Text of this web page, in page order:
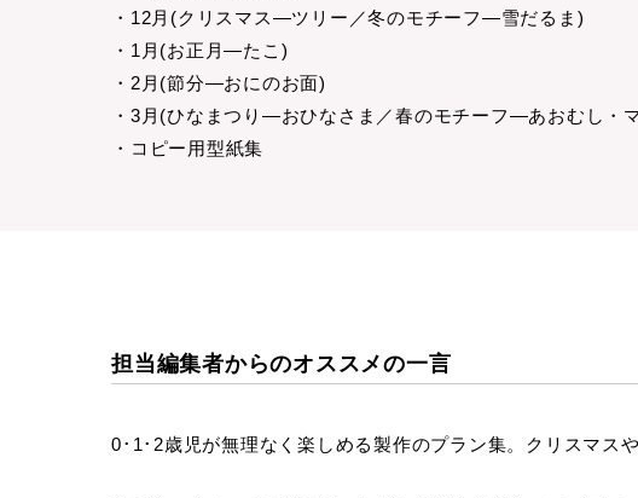
・12月(クリスマス―ツリー／冬のモチーフ―雪だるま)
・1月(お正月―たこ)
・2月(節分―おにのお面)
・3月(ひなまつり―おひなさま／春のモチーフ―あおむし・
・コピー用型紙集
担当編集者からのオススメの一言
0･1･2歳児が無理なく楽しめる製作のプラン集。クリスマス